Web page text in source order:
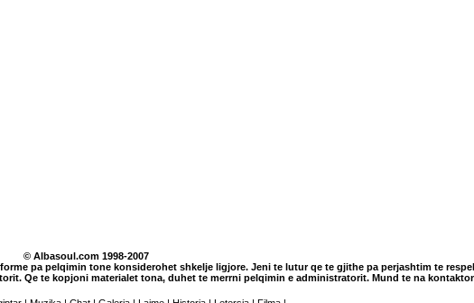
© Albasoul.com 1998-2007
pa pelqimin tone konsiderohet shkelje ligjore. Jeni te lutur qe te gjithe pa perjashtim te
Qe te kopjoni materialet tona, duhet te merrni pelqimin e administratorit. Mund te na